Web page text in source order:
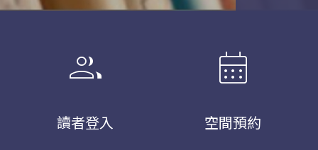
group
讀者登入
calendar_month
空間預約